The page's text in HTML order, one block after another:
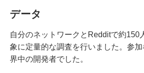
データ
自分のネットワークとRedditで約150
象に定量的な調査を行いました。参
界中の開発者でした。